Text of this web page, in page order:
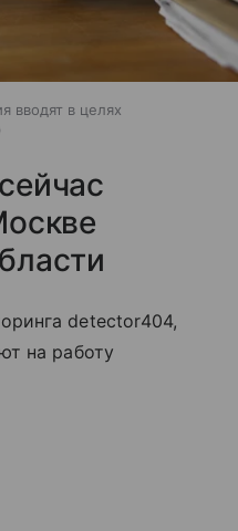
вводят в целях
detector404,
на работу